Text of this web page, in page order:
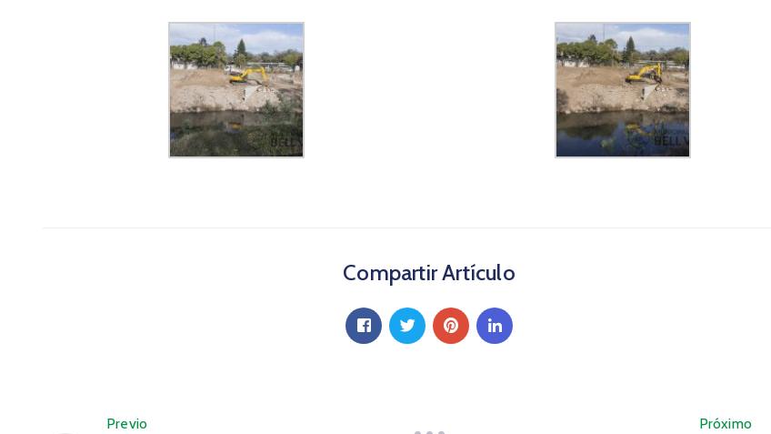
Compartir Artículo
Previo Próximo